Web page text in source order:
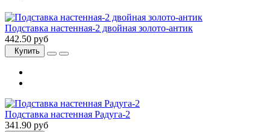
Подставка настенная-2 двойная золото-антик
442.50 руб
Купить
Подставка настенная Радуга-2
341.90 руб